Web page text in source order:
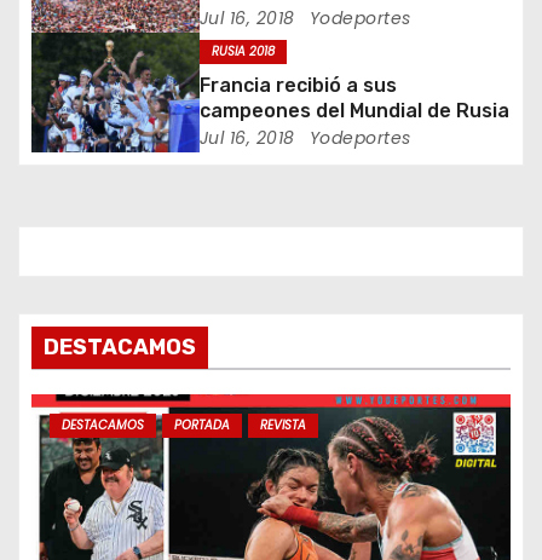
n
t
r
s
Jul 16, 2018 Yodeportes
RUSIA 2018
Francia recibió a sus
campeones del Mundial de Rusia
Jul 16, 2018 Yodeportes
DESTACAMOS
DESTACAMOS PORTADA REVISTA